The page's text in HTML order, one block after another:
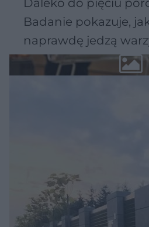
Badanie pokazuje,
naprawdę jedzą